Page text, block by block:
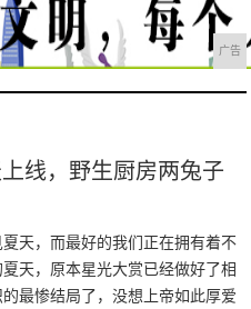
广告
线，野生厨房两兔子
夏天，而最好的我们正在拥有着不
天，原本星光大赏已经做好了相
的最惨结局了，没想上帝如此厚爱